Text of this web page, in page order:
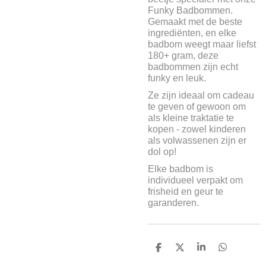
Funky Badbommen.
Gemaakt met de beste
ingrediënten, en elke
badbom weegt maar liefst
180+ gram, deze
badbommen zijn echt
funky en leuk.
Ze zijn ideaal om cadeau
te geven of gewoon om
als kleine traktatie te
kopen - zowel kinderen
als volwassenen zijn er
dol op!
Elke badbom is
individueel verpakt om
frisheid en geur te
garanderen.
D
D
S
D